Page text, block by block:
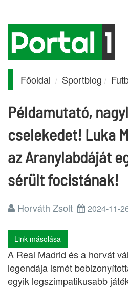
Főoldal Sportblog
Példamutató,
cselekedet! Luka
az Aranylabdáját
sérült focistának!
Horváth Zsolt 2024-11-
Link másolása
A Real Madrid és a horvát
legendája ismét
egyik legszimpatikusabb